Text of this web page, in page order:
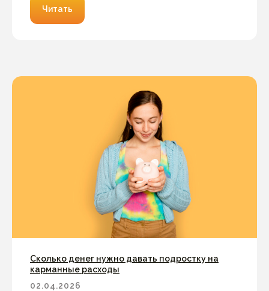
Читать
Сколько денег нужно давать подростку на
карманные расходы
02.04.2026